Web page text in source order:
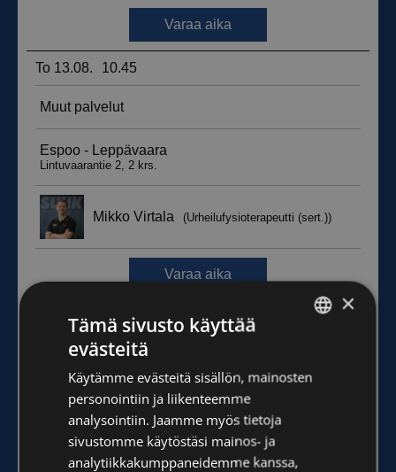
ENGLISH
×
Tämä sivusto käyttää
evästeitä
Käytämme evästeitä sisällön, mainosten
personointiin ja liikenteemme
analysointiin. Jaamme myös tietoja
sivustomme käytöstäsi mainos- ja
analytiikkakumppaneidemme kanssa,